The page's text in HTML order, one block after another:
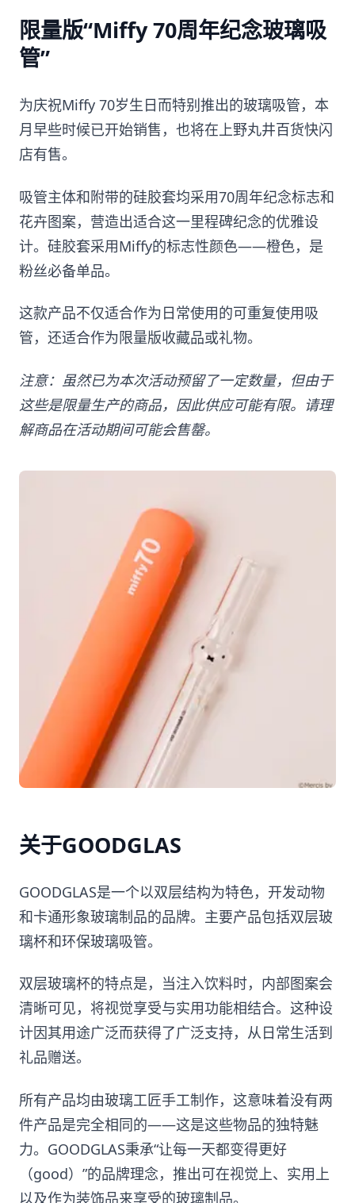
限量版“Miffy 70周年纪念玻璃吸
管”
为庆祝Miffy 70岁生日而特别推出的玻璃吸管，本
月早些时候已开始销售，也将在上野丸井百货快闪
店有售。
吸管主体和附带的硅胶套均采用70周年纪念标志和
花卉图案，营造出适合这一里程碑纪念的优雅设
计。硅胶套采用Miffy的标志性颜色——橙色，是
粉丝必备单品。
这款产品不仅适合作为日常使用的可重复使用吸
管，还适合作为限量版收藏品或礼物。
注意：虽然已为本次活动预留了一定数量，但由于
这些是限量生产的商品，因此供应可能有限。请理
解商品在活动期间可能会售罄。
关于GOODGLAS
GOODGLAS是一个以双层结构为特色，开发动物
和卡通形象玻璃制品的品牌。主要产品包括双层玻
璃杯和环保玻璃吸管。
双层玻璃杯的特点是，当注入饮料时，内部图案会
清晰可见，将视觉享受与实用功能相结合。这种设
计因其用途广泛而获得了广泛支持，从日常生活到
礼品赠送。
所有产品均由玻璃工匠手工制作，这意味着没有两
件产品是完全相同的——这是这些物品的独特魅
力。GOODGLAS秉承“让每一天都变得更好
（good）”的品牌理念，推出可在视觉上、实用上
以及作为装饰品来享受的玻璃制品。